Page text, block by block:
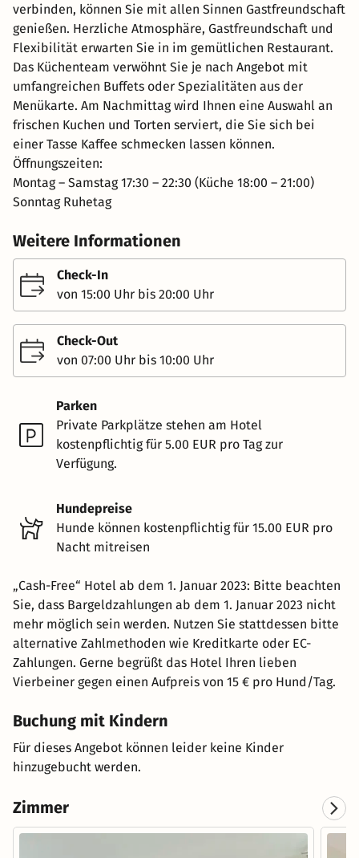
verbinden, können Sie mit allen Sinnen Gastfreundschaft
genießen. Herzliche Atmosphäre, Gastfreundschaft und
Flexibilität erwarten Sie in im gemütlichen Restaurant.
Das Küchenteam verwöhnt Sie je nach Angebot mit
umfangreichen Buffets oder Spezialitäten aus der
Menükarte. Am Nachmittag wird Ihnen eine Auswahl an
frischen Kuchen und Torten serviert, die Sie sich bei
einer Tasse Kaffee schmecken lassen können.
Öffnungszeiten:
Montag – Samstag 17:30 – 22:30 (Küche 18:00 – 21:00)
Sonntag Ruhetag
Weitere Informationen
Check-In
von 15:00 Uhr bis 20:00 Uhr
Check-Out
von 07:00 Uhr bis 10:00 Uhr
Parken
Private Parkplätze stehen am Hotel
kostenpflichtig für 5.00 EUR pro Tag zur
Verfügung.
Hundepreise
Hunde können kostenpflichtig für 15.00 EUR pro
Nacht mitreisen
„Cash-Free“ Hotel ab dem 1. Januar 2023: Bitte beachten
Sie, dass Bargeldzahlungen ab dem 1. Januar 2023 nicht
mehr möglich sein werden. Nutzen Sie stattdessen bitte
alternative Zahlmethoden wie Kreditkarte oder EC-
Zahlungen. Gerne begrüßt das Hotel Ihren lieben
Vierbeiner gegen einen Aufpreis von 15 € pro Hund/Tag.
Buchung mit Kindern
Für dieses Angebot können leider keine Kinder
hinzugebucht werden.
Zimmer